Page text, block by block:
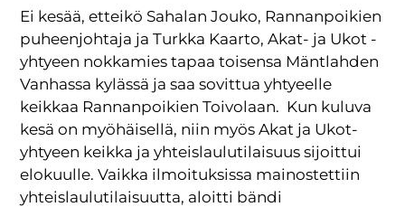
Ei kesää, etteikö Sahalan Jouko, Rannanpoikien
puheenjohtaja ja Turkka Kaarto, Akat- ja Ukot -
yhtyeen nokkamies tapaa toisensa Mäntlahden
Vanhassa kylässä ja saa sovittua yhtyeelle
keikkaa Rannanpoikien Toivolaan. Kun kuluva
kesä on myöhäisellä, niin myös Akat ja Ukot-
yhtyeen keikka ja yhteislaulutilaisuus sijoittui
elokuulle. Vaikka ilmoituksissa mainostettiin
yhteislaulutilaisuutta, aloitti bändi